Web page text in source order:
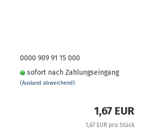
0000 909 91 15 000
sofort nach Zahlungseingang
(Ausland abweichend)
1,67 EUR
1,67 EUR pro Stück